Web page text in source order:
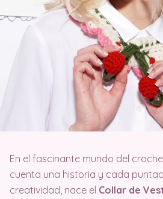
En el fascinante mundo del
cuenta una historia y cada
creatividad, nace el Collar de